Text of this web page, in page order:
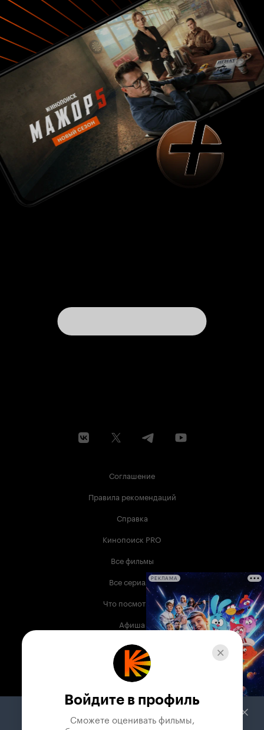
Соглашение
Правила рекомендаций
Справка
Кинопоиск PRO
Все фильмы
Все сериалы
Что посмотреть
Афиша
Музыка
Телепрограмма
Служба поддержки
РЕКЛАМА
Войдите в профиль
Сможете оценивать фильмы,